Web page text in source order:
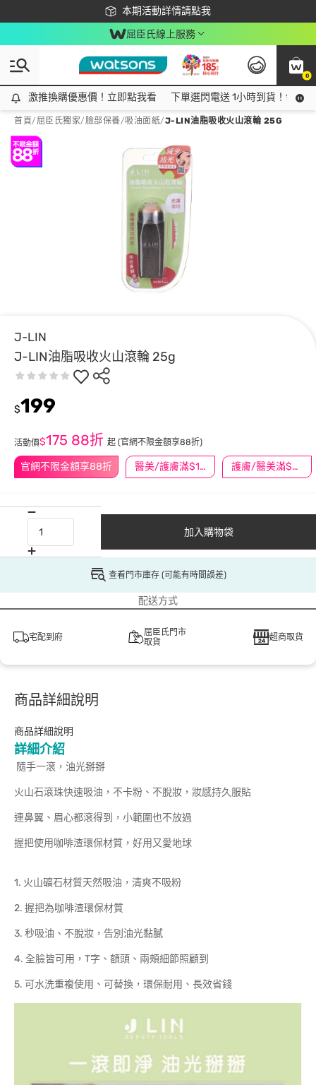
本期活動詳情請點我
下載app最高回饋$350
屈臣氏線上服務
0
激推換購優惠價！立即點我看
激推換購優惠價！立即點我看 下單選閃電送 1小時到貨！領神
首頁/ 屈臣氏獨家/臉部保養/吸油面紙/J-LIN油脂吸收火山滾輪 25G
J-LIN
J-LIN油脂吸收火山滾輪 25g
官網不限金額享88折 醫美/護膚滿$1200送$200 護膚/醫美滿$600送好禮
$199
活動價$175 88折 起 (官網不限金額享88折)
加入購物袋
查看門市庫存 (可能有時間誤差)
配送方式
宅配到府
屈臣氏門市
取貨
超商取貨
商品詳細說明
商品詳細說明
詳細介紹
隨手一滾，油光掰掰
火山石滾珠快速吸油，不卡粉、不脫妝，妝感持久服貼
連鼻翼、眉心都滾得到，小範圍也不放過
握把使用咖啡渣環保材質，好用又愛地球
1. 火山礦石材質天然吸油，清爽不吸粉
2. 握把為咖啡渣環保材質
3. 秒吸油、不脫妝，告別油光黏膩
4. 全臉皆可用，T字、額頭、兩頰細節照顧到
5. 可水洗重複使用、可替換，環保耐用、長效省錢